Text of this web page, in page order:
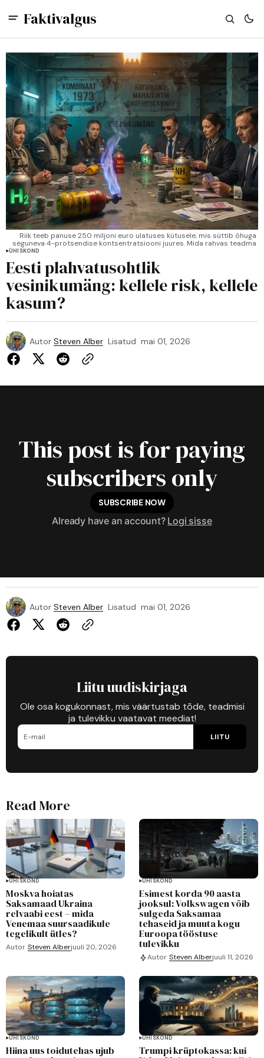
Faktivalgus
Riik teeb panuse 250 miljoni euro ulatuses kütusele, mis süttib õhuga
seguneva 4-protsendise kontsentratsiooni juures. Mida rahvas teadma
ÜHISKOND
Eesti plahvatusohtlik
vesinikumäng: kellele risk, kellele
kasum?
Autor Steven Alber Lisatud mai 01, 2026
This post is for paying
subscribers only
SUBSCRIBE NOW
Already have an account? Logi sisse
Autor Steven Alber Lisatud mai 01, 2026
Liitu uudiskirjaga
Ole osa kogukonnast, mis väärtustab tõde, teadmisi
ja tulevikku vaatavat meediat!
LIITU
Read More
ÜHISKOND
Moskva hoiatas
Saksamaad Ukraina
relvaabi eest – mida
Venemaa suursaadikule
tegelikult ütles?
Autor Steven Alberjuuli 20, 2026
ÜHISKOND
Esimest korda 90 aasta
jooksul: Volkswagen võib
sulgeda Saksamaa
tehaseid ja muuta kogu
Euroopa tööstuse
tulevikku
Autor Steven Alberjuuli 11, 2026
ÜHISKOND
Hiina uus toidutehas ujub
ÜHISKOND
Trumpi krüptokassa: kui